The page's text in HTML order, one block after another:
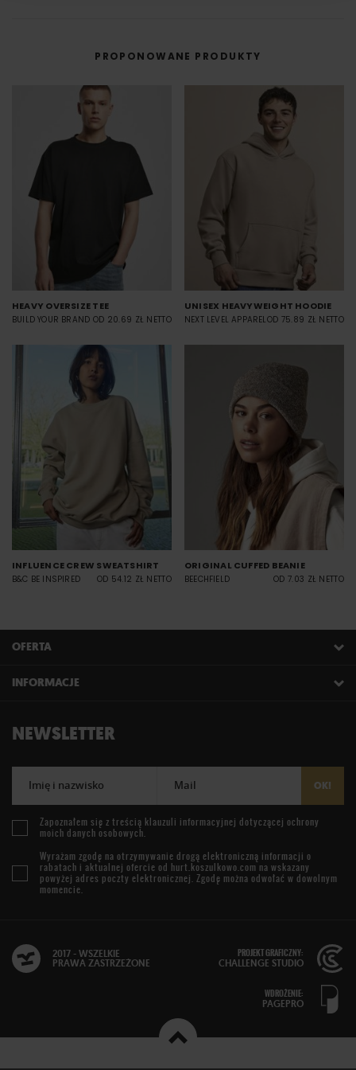
PROPONOWANE PRODUKTY
HEAVY OVERSIZE TEE
BUILD YOUR BRAND OD 20.69 ZŁ NETTO
UNISEX HEAVYWEIGHT HOODIE
NEXT LEVEL APPARELOD 75.89 ZŁ NETTO
INFLUENCE CREW SWEATSHIRT
B&C BE INSPIRED OD 54.12 ZŁ NETTO
ORIGINAL CUFFED BEANIE
BEECHFIELD OD 7.03 ZŁ NETTO
OFERTA
INFORMACJE
NEWSLETTER
Imię i nazwisko Mail OK!
Zapoznałem się z treścią klauzuli informacyjnej dotyczącej ochrony
moich danych osobowych.
Wyrażam zgodę na otrzymywanie drogą elektroniczną informacji o
rabatach i aktualnej ofercie od hurt.koszulkowo.com na wskazany
powyżej adres poczty elektronicznej. Zgodę można odwołać w dowolnym
momencie.
2017 - WSZELKIE
PRAWA ZASTRZEŻONE
PROJEKT GRAFICZNY:
CHALLENGE STUDIO
WDROŻENIE:
PAGEPRO